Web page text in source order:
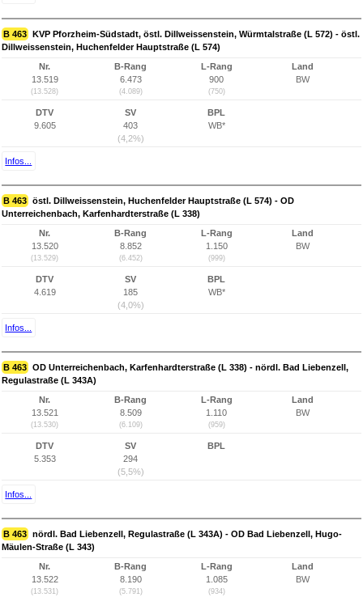
B 463 KVP Pforzheim-Südstadt, östl. Dillweissenstein, Würmtalstraße (L 572) - östl.
Dillweissenstein, Huchenfelder Hauptstraße (L 574)
Nr.
13.519
(13.528)
B-Rang
6.473
(4.089)
L-Rang
900
(750)
Land
BW
DTV
9.605
SV
403
(4,2%)
BPL
WB*
Infos...
B 463 östl. Dillweissenstein, Huchenfelder Hauptstraße (L 574) - OD
Unterreichenbach, Karfenhardterstraße (L 338)
Nr.
13.520
(13.529)
B-Rang
8.852
(6.452)
L-Rang
1.150
(999)
Land
BW
DTV
4.619
SV
185
(4,0%)
BPL
WB*
Infos...
B 463 OD Unterreichenbach, Karfenhardterstraße (L 338) - nördl. Bad Liebenzell,
Regulastraße (L 343A)
Nr.
13.521
(13.530)
B-Rang
8.509
(6.109)
L-Rang
1.110
(959)
Land
BW
DTV
5.353
SV
294
(5,5%)
BPL
Infos...
B 463 nördl. Bad Liebenzell, Regulastraße (L 343A) - OD Bad Liebenzell, Hugo-
Mäulen-Straße (L 343)
Nr.
13.522
(13.531)
B-Rang
8.190
(5.791)
L-Rang
1.085
(934)
Land
BW